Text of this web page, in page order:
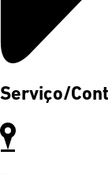
Serviço/